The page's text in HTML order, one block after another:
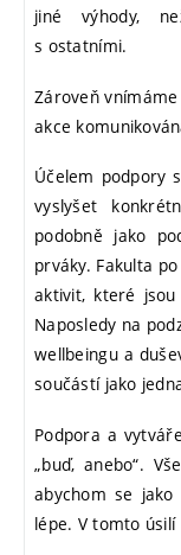
jiné výhody,
s ostatními.
Zároveň
akce
Účelem podpory
vyslyšet
podobně jako
prváky. Fakulta
aktivit, které
Naposledy na
wellbeingu a
součástí jako
Podpora a
„buď, anebo“.
abychom se
lépe. V tomto